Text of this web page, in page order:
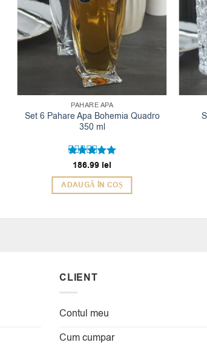
PAHARE APA
Set 6 Pahare Apa Bohemia Quadro
350 ml
Evaluat la
5
186.99 lei
ADAUGĂ ÎN COȘ
CLIENT
Contul meu
Cum cumpar